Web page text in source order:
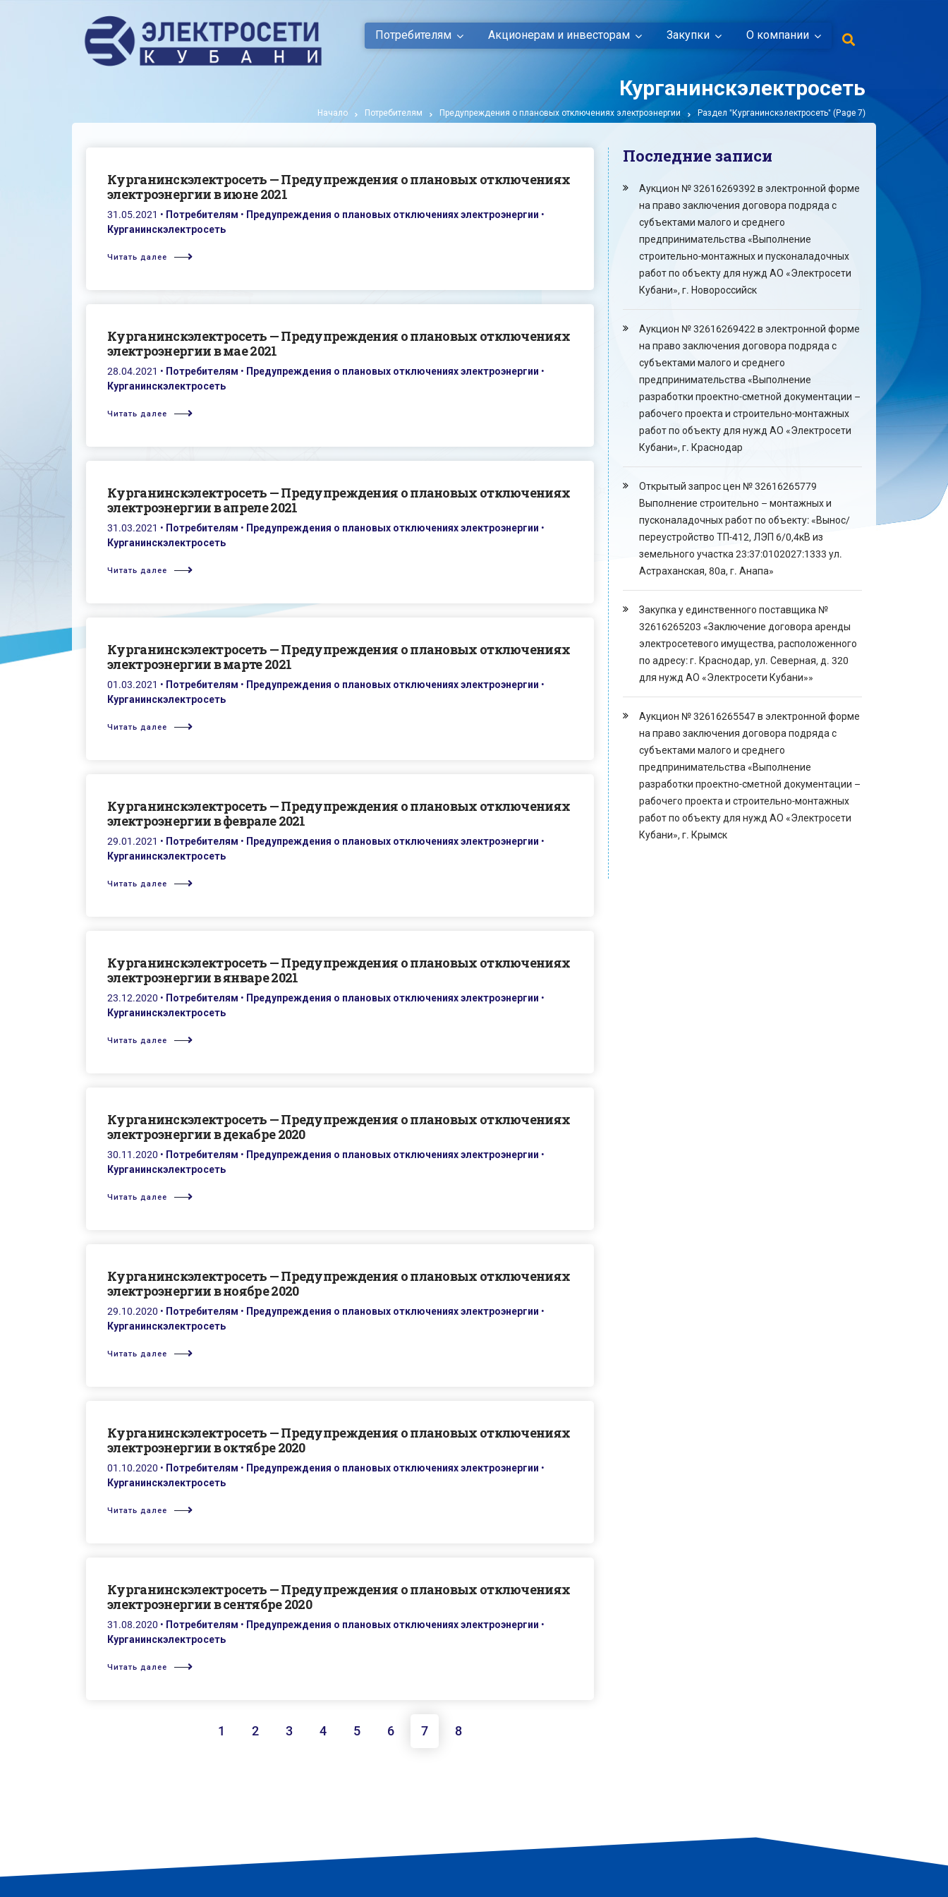
Потребителям Акционерам и инвесторам Закупки О компании
Курганинскэлектросеть
Начало Потребителям Предупреждения о плановых отключениях электроэнергии Раздел "Курганинскэлектросеть" (Page 7)
Курганинскэлектросеть — Предупреждения о плановых отключениях
электроэнергии в июне 2021
31.05.2021 • Потребителям • Предупреждения о плановых отключениях электроэнергии •
Курганинскэлектросеть
Читать далее
Курганинскэлектросеть — Предупреждения о плановых отключениях
электроэнергии в мае 2021
28.04.2021 • Потребителям • Предупреждения о плановых отключениях электроэнергии •
Курганинскэлектросеть
Читать далее
Курганинскэлектросеть — Предупреждения о плановых отключениях
электроэнергии в апреле 2021
31.03.2021 • Потребителям • Предупреждения о плановых отключениях электроэнергии •
Курганинскэлектросеть
Читать далее
Курганинскэлектросеть — Предупреждения о плановых отключениях
электроэнергии в марте 2021
01.03.2021 • Потребителям • Предупреждения о плановых отключениях электроэнергии •
Курганинскэлектросеть
Читать далее
Курганинскэлектросеть — Предупреждения о плановых отключениях
электроэнергии в феврале 2021
29.01.2021 • Потребителям • Предупреждения о плановых отключениях электроэнергии •
Курганинскэлектросеть
Читать далее
Курганинскэлектросеть — Предупреждения о плановых отключениях
электроэнергии в январе 2021
23.12.2020 • Потребителям • Предупреждения о плановых отключениях электроэнергии •
Курганинскэлектросеть
Читать далее
Курганинскэлектросеть — Предупреждения о плановых отключениях
электроэнергии в декабре 2020
30.11.2020 • Потребителям • Предупреждения о плановых отключениях электроэнергии •
Курганинскэлектросеть
Читать далее
Курганинскэлектросеть — Предупреждения о плановых отключениях
электроэнергии в ноябре 2020
29.10.2020 • Потребителям • Предупреждения о плановых отключениях электроэнергии •
Курганинскэлектросеть
Читать далее
Курганинскэлектросеть — Предупреждения о плановых отключениях
электроэнергии в октябре 2020
01.10.2020 • Потребителям • Предупреждения о плановых отключениях электроэнергии •
Курганинскэлектросеть
Читать далее
Курганинскэлектросеть — Предупреждения о плановых отключениях
электроэнергии в сентябре 2020
31.08.2020 • Потребителям • Предупреждения о плановых отключениях электроэнергии •
Курганинскэлектросеть
Читать далее
1 2 3 4 5 6 7 8
Последние записи
Аукцион № 32616269392 в электронной форме
на право заключения договора подряда с
субъектами малого и среднего
предпринимательства «Выполнение
строительно-монтажных и пусконаладочных
работ по объекту для нужд АО «Электросети
Кубани», г. Новороссийск
Аукцион № 32616269422 в электронной форме
на право заключения договора подряда с
субъектами малого и среднего
предпринимательства «Выполнение
разработки проектно-сметной документации –
рабочего проекта и строительно-монтажных
работ по объекту для нужд АО «Электросети
Кубани», г. Краснодар
Открытый запрос цен № 32616265779
Выполнение строительно – монтажных и
пусконаладочных работ по объекту: «Вынос/
переустройство ТП-412, ЛЭП 6/0,4кВ из
земельного участка 23:37:0102027:1333 ул.
Астраханская, 80а, г. Анапа»
Закупка у единственного поставщика №
32616265203 «Заключение договора аренды
электросетевого имущества, расположенного
по адресу: г. Краснодар, ул. Северная, д. 320
для нужд АО «Электросети Кубани»»
Аукцион № 32616265547 в электронной форме
на право заключения договора подряда с
субъектами малого и среднего
предпринимательства «Выполнение
разработки проектно-сметной документации –
рабочего проекта и строительно-монтажных
работ по объекту для нужд АО «Электросети
Кубани», г. Крымск